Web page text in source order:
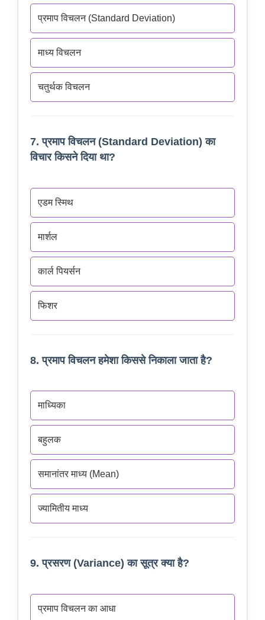
प्रमाप विचलन (Standard Deviation)
माध्य विचलन
चतुर्थक विचलन
7. प्रमाप विचलन (Standard Deviation) का
विचार किसने दिया था?
एडम स्मिथ
मार्शल
कार्ल पियर्सन
फिशर
8. प्रमाप विचलन हमेशा किससे निकाला जाता है?
माध्यिका
बहुलक
समानांतर माध्य (Mean)
ज्यामितीय माध्य
9. प्रसरण (Variance) का सूत्र क्या है?
प्रमाप विचलन का आधा